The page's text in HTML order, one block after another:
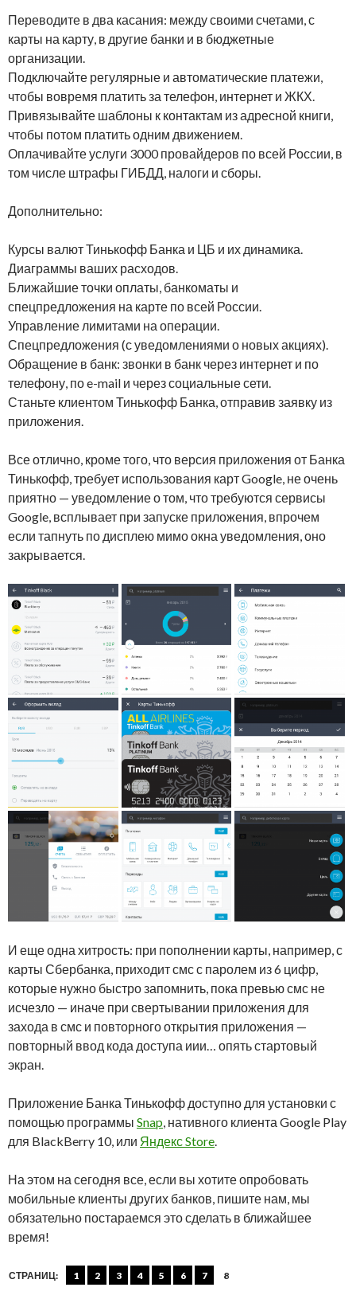
Переводите в два касания: между своими счетами, с
карты на карту, в другие банки и в бюджетные
организации.
Подключайте регулярные и автоматические платежи,
чтобы вовремя платить за телефон, интернет и ЖКХ.
Привязывайте шаблоны к контактам из адресной книги,
чтобы потом платить одним движением.
Оплачивайте услуги 3000 провайдеров по всей России, в
том числе штрафы ГИБДД, налоги и сборы.
Дополнительно:
Курсы валют Тинькофф Банка и ЦБ и их динамика.
Диаграммы ваших расходов.
Ближайшие точки оплаты, банкоматы и
спецпредложения на карте по всей России.
Управление лимитами на операции.
Спецпредложения (с уведомлениями о новых акциях).
Обращение в банк: звонки в банк через интернет и по
телефону, по e-mail и через социальные сети.
Станьте клиентом Тинькофф Банка, отправив заявку из
приложения.
Все отлично, кроме того, что версия приложения от Банка
Тинькофф, требует использования карт Google, не очень
приятно — уведомление о том, что требуются сервисы
Google, всплывает при запуске приложения, впрочем
если тапнуть по дисплею мимо окна уведомления, оно
закрывается.
И еще одна хитрость: при пополнении карты, например, с
карты Сбербанка, приходит смс с паролем из 6 цифр,
которые нужно быстро запомнить, пока превью смс не
исчезло — иначе при свертывании приложения для
захода в смс и повторного открытия приложения —
повторный ввод кода доступа иии… опять стартовый
экран.
Приложение Банка Тинькофф доступно для установки с
помощью программы Snap, нативного клиента Google Play
для BlackBerry 10, или Яндекс Store.
На этом на сегодня все, если вы хотите опробовать
мобильные клиенты других банков, пишите нам, мы
обязательно постараемся это сделать в ближайшее
время!
СТРАНИЦ: 1 2 3 4 5 6 7 8